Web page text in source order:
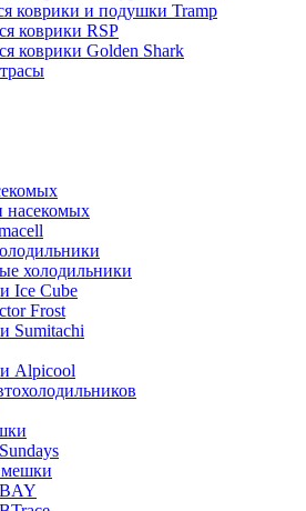
коврики и подушки Tramp
коврики RSP
коврики Golden Shark
насекомых
холодильники
Ice Cube
Frost
Sumitachi
Alpicool
мешки